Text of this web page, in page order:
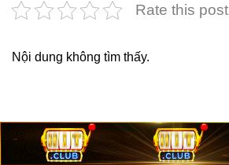
Rate this post
Nội dung không tìm thấy.